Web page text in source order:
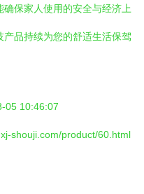
保家人使用的安全与经济上
品持续为您的舒适生活保驾
05 10:46:07
shouji.com/product/60.html